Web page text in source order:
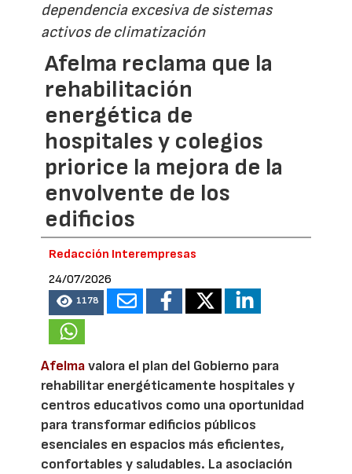
dependencia excesiva de sistemas
activos de climatización
Afelma reclama que la
rehabilitación
energética de
hospitales y colegios
priorice la mejora de la
envolvente de los
edificios
Redacción Interempresas
24/07/2026
1178
Afelmavalora el plan del Gobierno para
rehabilitar energéticamente hospitales y
centros educativos como una oportunidad
para transformar edificios públicos
esenciales en espacios más eficientes,
confortables y saludables. La asociación